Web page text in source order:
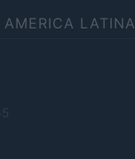
AMERICA LATINA